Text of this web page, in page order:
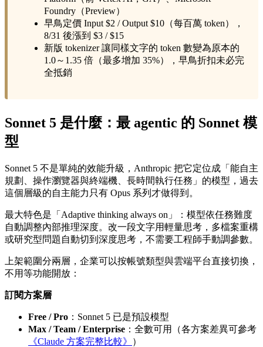
Foundry（Preview）
早鳥定價 Input $2 / Output $10（每百萬 token），
8/31 後漲到 $3 / $15
新版 tokenizer 讓同樣文字的 token 數變為原本的
1.0～1.35 倍（最多增加 35%），早鳥折扣未必完
全抵銷
Sonnet 5 是什麼：最 agentic 的 Sonnet 模
型
Sonnet 5 不是單純的效能升級，Anthropic 把它定位成「能自主
規劃、操作瀏覽器與終端機、長時間執行任務」的模型，過去
這個層級的自主能力只有 Opus 系列才做得到。
最大特色是「Adaptive thinking always on」：模型依任務難度
自動調整內部推理深度。改一段文字用輕量思考，多檔案重構
或研究型問題自動切到深度思考，不需要工程師手動調參數。
上架範圍分兩層，企業可以按帳號類型與雲端平台直接切換，
不用等功能開放：
訂閱方案層
Free / Pro ：Sonnet 5 已是預設模型
Max / Team / Enterprise ：全數可用（各方案差異可參考
《Claude 方案完整比較》
）